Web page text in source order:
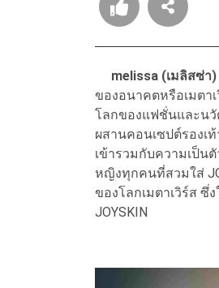
melissa (เมลิสซ่า)
ของอนาคตหรือเมตา
โลกของแฟชั่นและนวั
ผสานคอนเซปต์รองเ
เข้ารวมกับความเป็น
หญิงทุกคนที่สวมใส่
ของโลกเมตาเวิร์ส
JOYSKIN